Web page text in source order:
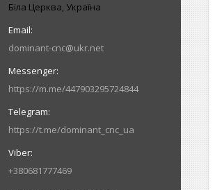
Біла Церква, Україна
dominant-cnc@ukr.net
https://m.me/447903295724844
https://t.me/dominant_cnc_ua
+380681777469